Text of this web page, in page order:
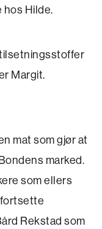
Hilde.
Margit.
mat som gjør at
marked.
som ­ellers
fortsette
Rekstad som